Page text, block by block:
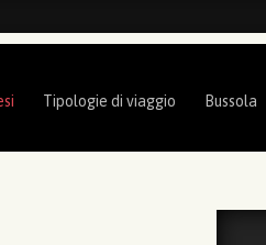
Tipologie di viaggio Bussola